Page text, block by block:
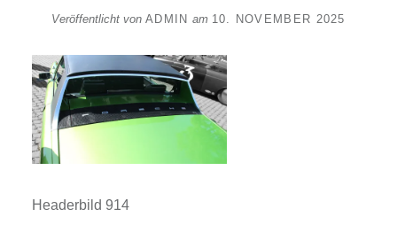
Veröffentlicht vonADMIN am 10. NOVEMBER 2025
Headerbild 914